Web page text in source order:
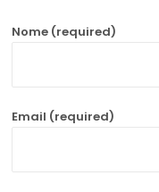
Nome (required)
Email (required)